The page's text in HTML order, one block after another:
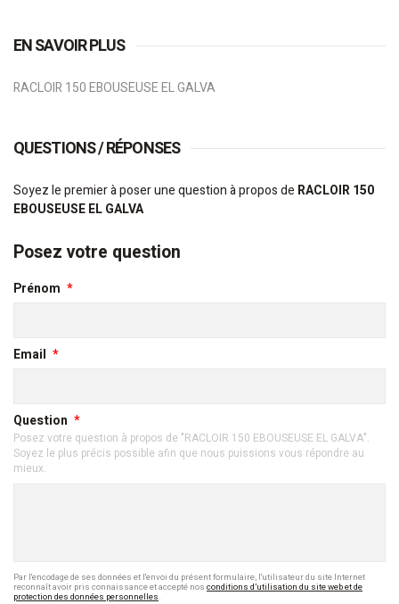
EN SAVOIR PLUS
RACLOIR 150 EBOUSEUSE EL GALVA
QUESTIONS / RÉPONSES
Soyez le premier à poser une question à propos de RACLOIR 150
EBOUSEUSE EL GALVA
Posez votre question
Prénom
Email
Question
Posez votre question à propos de "RACLOIR 150 EBOUSEUSE EL GALVA".
Soyez le plus précis possible afin que nous puissions vous répondre au
mieux.
Par l'encodage de ses données et l'envoi du présent formulaire, l'utilisateur du site Internet
reconnaît avoir pris connaissance et accepté nos conditions d’utilisation du site web et de
protection des données personnelles.